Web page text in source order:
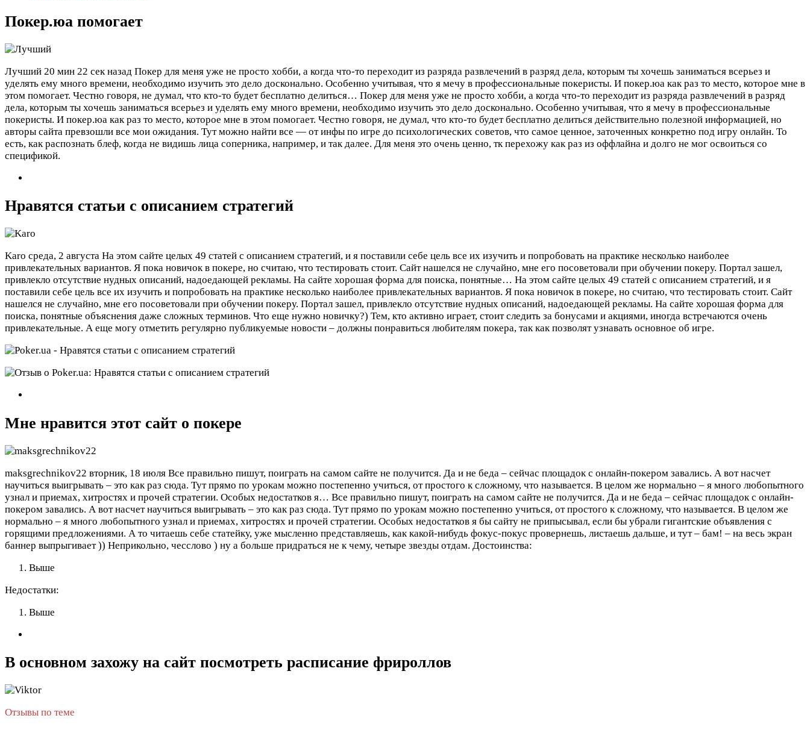
Покер.юа помогает
Лучший 20 мин 22 сек назад Покер для меня уже не просто хобби, а когда что-то переходит из разряда развлечений в разряд дела, которым ты хочешь заниматься всерьез и
уделять ему много времени, необходимо изучить это дело досконально. Особенно учитывая, что я мечу в профессиональные покеристы. И покер.юа как раз то место, которое мне в
этом помогает. Честно говоря, не думал, что кто-то будет бесплатно делиться… Покер для меня уже не просто хобби, а когда что-то переходит из разряда развлечений в разряд
дела, которым ты хочешь заниматься всерьез и уделять ему много времени, необходимо изучить это дело досконально. Особенно учитывая, что я мечу в профессиональные
покеристы. И покер.юа как раз то место, которое мне в этом помогает. Честно говоря, не думал, что кто-то будет бесплатно делиться действительно полезной информацией, но
авторы сайта превзошли все мои ожидания. Тут можно найти все — от инфы по игре до психологических советов, что самое ценное, заточенных конкретно под игру онлайн. То
есть, как распознать блеф, когда не видишь лица соперника, например, и так далее. Для меня это очень ценно, тк перехожу как раз из оффлайна и долго не мог освоиться со
спецификой.
Нравятся статьи с описанием стратегий
Karo среда, 2 августа На этом сайте целых 49 статей с описанием стратегий, и я поставили себе цель все их изучить и попробовать на практике несколько наиболее
привлекательных вариантов. Я пока новичок в покере, но считаю, что тестировать стоит. Сайт нашелся не случайно, мне его посоветовали при обучении покеру. Портал зашел,
привлекло отсутствие нудных описаний, надоедающей рекламы. На сайте хорошая форма для поиска, понятные… На этом сайте целых 49 статей с описанием стратегий, и я
поставили себе цель все их изучить и попробовать на практике несколько наиболее привлекательных вариантов. Я пока новичок в покере, но считаю, что тестировать стоит. Сайт
нашелся не случайно, мне его посоветовали при обучении покеру. Портал зашел, привлекло отсутствие нудных описаний, надоедающей рекламы. На сайте хорошая форма для
поиска, понятные объяснения даже сложных терминов. Что еще нужно новичку?) Тем, кто активно играет, стоит следить за бонусами и акциями, иногда встречаются очень
привлекательные. А еще могу отметить регулярно публикуемые новости – должны понравиться любителям покера, так как позволят узнавать основное об игре.
Мне нравится этот сайт о покере
maksgrechnikov22 вторник, 18 июля Все правильно пишут, поиграть на самом сайте не получится. Да и не беда – сейчас площадок с онлайн-покером завались. А вот насчет
научиться выигрывать – это как раз сюда. Тут прямо по урокам можно постепенно учиться, от простого к сложному, что называется. В целом же нормально – я много любопытного
узнал и приемах, хитростях и прочей стратегии. Особых недостатков я… Все правильно пишут, поиграть на самом сайте не получится. Да и не беда – сейчас площадок с онлайн-
покером завались. А вот насчет научиться выигрывать – это как раз сюда. Тут прямо по урокам можно постепенно учиться, от простого к сложному, что называется. В целом же
нормально – я много любопытного узнал и приемах, хитростях и прочей стратегии. Особых недостатков я бы сайту не припысывал, если бы убрали гигантские объявления с
горящими предложениями. А то читаешь себе статейку, уже мысленно представляешь, как какой-нибудь фокус-покус провернешь, листаешь дальше, и тут – бам! – на весь экран
баннер выпрыгивает )) Неприкольно, чесслово ) ну а больше придраться не к чему, четыре звезды отдам. Достоинства:
Выше
Недостатки:
Выше
В основном захожу на сайт посмотреть расписание фрироллов
Отзывы по теме